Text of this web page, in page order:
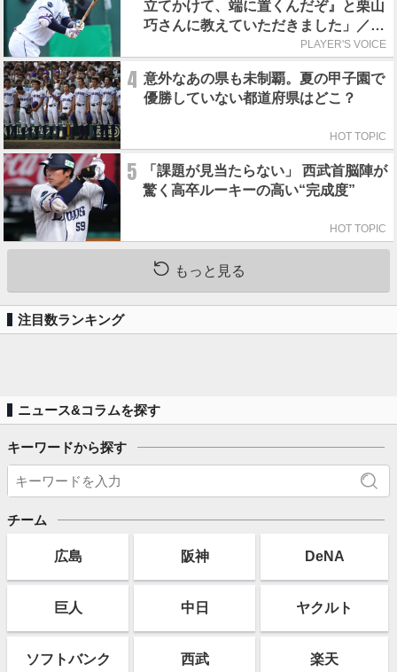
立てかけて、端に置くんだぞ』と栗山
巧さんに教えていただきました」／憧
PLAYER'S VOICE
4 意外なあの県も未制覇。夏の甲子園で
優勝していない都道府県はどこ？
HOT TOPIC
5
「課題が見当たらない」 西武首脳陣が
驚く高卒ルーキーの高い“完成度”
HOT TOPIC
もっと見る
注目数ランキング
ニュース&コラムを探す
キーワードから探す
チーム
広島 阪神 DeNA
巨人 中日 ヤクルト
ソフトバンク 西武 楽天